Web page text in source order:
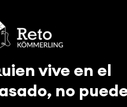
vive en el
no